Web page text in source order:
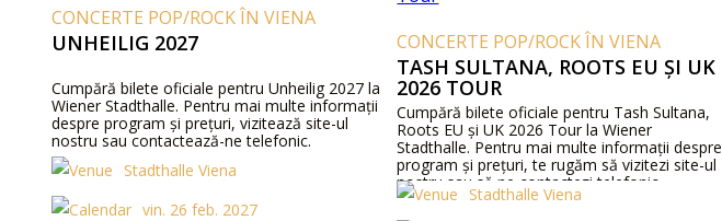
CONCERTE POP/ROCK ÎN VIENA
UNHEILIG 2027
Cumpără bilete oficiale pentru Unheilig 2027 la
Wiener Stadthalle. Pentru mai multe informații
despre program și prețuri, vizitează site-ul
nostru sau contactează-ne telefonic.
Stadthalle Viena
vin. 26 feb. 2027
CONCERTE POP/ROCK ÎN VIENA
TASH SULTANA, ROOTS EU ȘI UK
2026 TOUR
Cumpără bilete oficiale pentru Tash Sultana,
Roots EU și UK 2026 Tour la Wiener
Stadthalle. Pentru mai multe informații despre
program și prețuri, te rugăm să vizitezi site-ul
nostru sau să ne contactezi telefonic.
Stadthalle Viena